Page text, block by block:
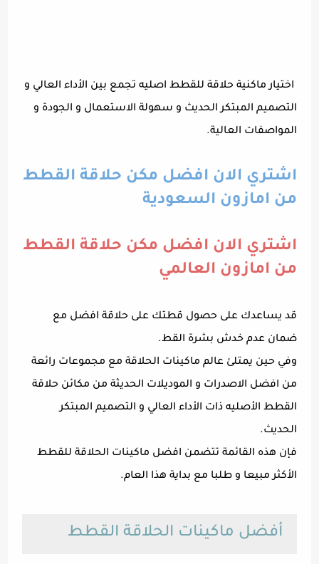
اختيار ماكنية حلاقة للقطط اصليه تجمع بين الأداء العالي و
التصميم المبتكر الحديث و سهولة الاستعمال و الجودة و
المواصفات العالية.
اشتري الان افضل مكن حلاقة القطط
من امازون السعودية
اشتري الان افضل مكن حلاقة القطط
من امازون العالمي
قد يساعدك على حصول قطتك على حلاقة افضل مع
ضمان عدم خدش بشرة القط.
وفي حين يمتلئ عالم ماكينات الحلاقة مع مجموعات رائعة
من افضل الاصدرات و الموديلات الحديثة من مكائن حلاقة
القطط الأصليه ذات الأداء العالي و التصميم المبتكر
الحديث.
فإن هذه القائمة تتضمن افضل ماكينات الحلاقة للقطط
الأكثر مبيعا و طلبا مع بداية هذا العام.
أفضل ماكينات الحلاقة القطط